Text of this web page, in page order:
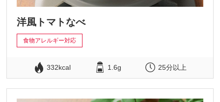
洋風トマトなべ
食物アレルギー対応
332kcal 1.6g 25分以上